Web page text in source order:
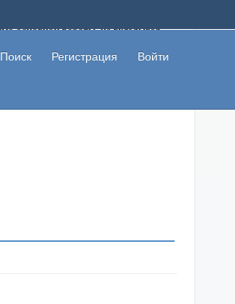
основной работы, не вкладывая
Вы сможете начать зарабатывать
себя долго ждать.
Поиск Регистрация Войти